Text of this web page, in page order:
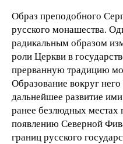
Образ преподобного
русского монашества.
радикальным образом
роли Церкви в
прерванную традицию
Образование вокруг
дальнейшее развитие
ранее безлюдных местах
появлению Северной
границ русского